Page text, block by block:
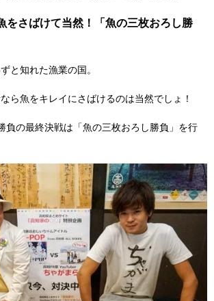
をさばけて当然！「魚の三枚おろし勝
と知れた漁業の国。
ら魚をキレイにさばけるのは当然でしょ！
負の最終決戦は「魚の三枚おろし勝負」を行